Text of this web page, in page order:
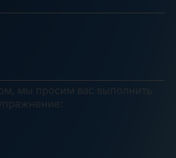
мы просим вас выполнить